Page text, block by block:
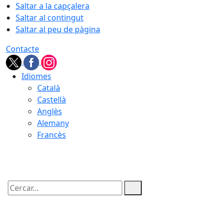
Saltar a la capçalera
Saltar al contingut
Saltar al peu de pàgina
Contacte
Idiomes
Català
Castellà
Anglès
Alemany
Francès
Cercar: